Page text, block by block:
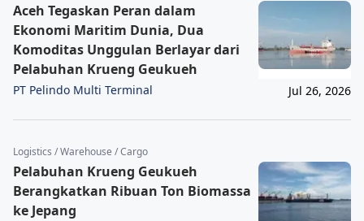
Aceh Tegaskan Peran dalam
Ekonomi Maritim Dunia, Dua
Komoditas Unggulan Berlayar dari
Pelabuhan Krueng Geukueh
PT Pelindo Multi Terminal Jul 26, 2026
Logistics / Warehouse / Cargo
Pelabuhan Krueng Geukueh
Berangkatkan Ribuan Ton Biomassa
ke Jepang